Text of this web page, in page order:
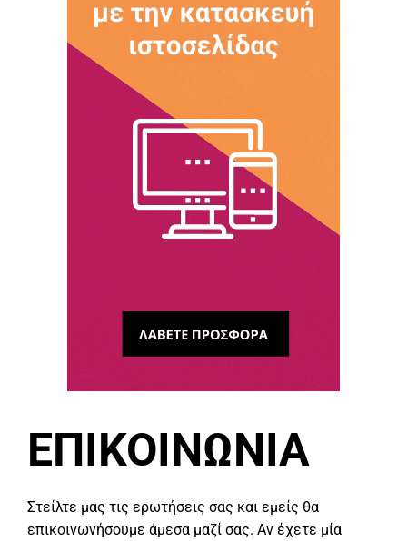
ΕΠΙΚΟΙΝΩΝΙΑ
Στείλτε μας τις ερωτήσεις σας και εμείς θα
επικοινωνήσουμε άμεσα μαζί σας. Αν έχετε μία